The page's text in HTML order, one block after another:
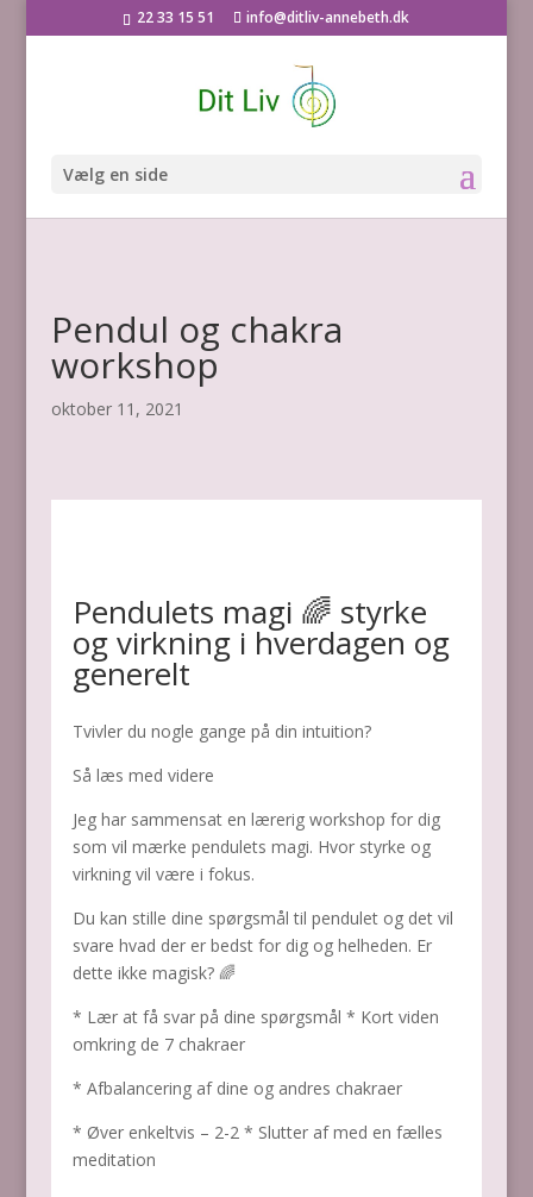
22 33 15 51 info@ditliv-annebeth.dk
Vælg en side
Pendul og chakra
workshop
oktober 11, 2021
Pendulets magi 🌈 styrke
og virkning i hverdagen og
generelt
Tvivler du nogle gange på din intuition?
Så læs med videre
Jeg har sammensat en lærerig workshop for dig
som vil mærke pendulets magi. Hvor styrke og
virkning vil være i fokus.
Du kan stille dine spørgsmål til pendulet og det vil
svare hvad der er bedst for dig og helheden. Er
dette ikke magisk? 🌈
* Lær at få svar på dine spørgsmål * Kort viden
omkring de 7 chakraer
* Afbalancering af dine og andres chakraer
* Øver enkeltvis – 2-2 * Slutter af med en fælles
meditation